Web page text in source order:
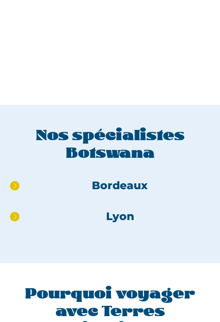
Nos spécialistes
Botswana
Aller
directement
pied
Bordeaux
Lyon
Pourquoi voyager
avec Terres